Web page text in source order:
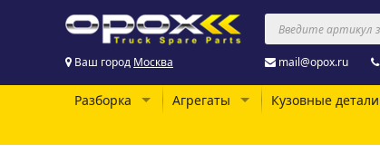
Ваш город Москва mail@opox.ru
Разборка Агрегаты Кузовные детали